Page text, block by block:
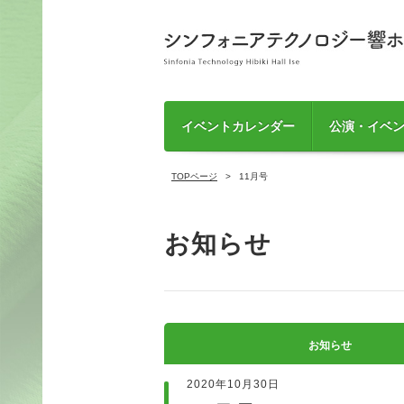
イベントカレンダー 公演・イベ
TOPページ 11月号
お知らせ
お知らせ
2020年10月30日